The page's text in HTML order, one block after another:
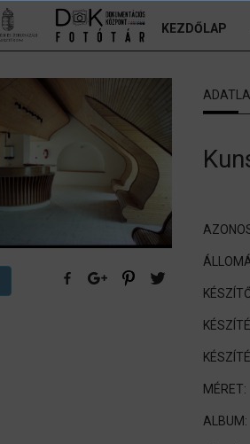
KEZDŐLAP
MÉRET:
ALBUM: